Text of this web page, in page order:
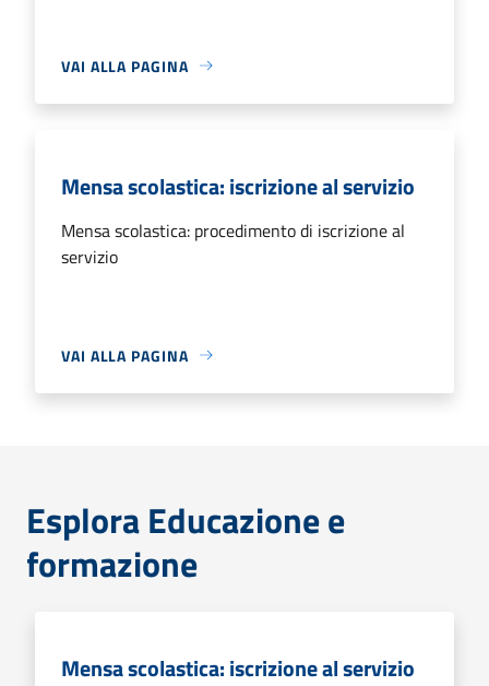
VAI ALLA PAGINA
Mensa scolastica: iscrizione al servizio
Mensa scolastica: procedimento di iscrizione al
servizio
VAI ALLA PAGINA
Esplora Educazione e
formazione
Mensa scolastica: iscrizione al servizio